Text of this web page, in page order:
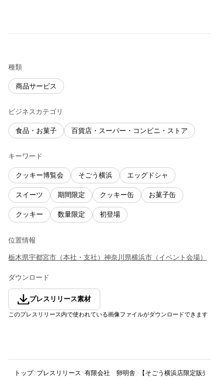
種類
商品サービス
ビジネスカテゴリ
食品・お菓子 百貨店・スーパー・コンビニ・ストア
キーワード
クッキー博覧会 そごう横浜 エッグドシャ
スイーツ 期間限定 クッキー缶 お菓子缶
クッキー 数量限定 初登場
位置情報
栃木県宇都宮市 （本社・支社 ） 神奈川県横浜市 （ イベント会場）
ダウンロード
プレスリリース素材
このプレスリリース内で使われている画像ファイルがダウンロードできます
トップ プレスリリース 有限会社 卵明舎 【そごう横浜店限定販売